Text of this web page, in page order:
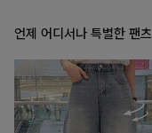
언제 어디서나 특별한 팬츠